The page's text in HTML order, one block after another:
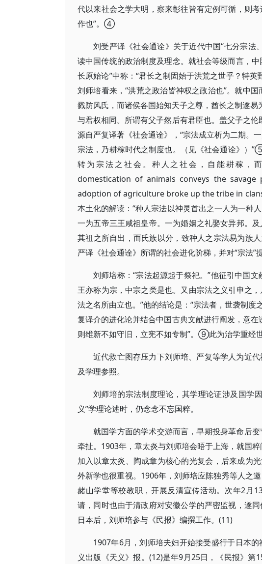
代以来社会之学大明，察来彰往皆有定例可循，则
作也”。④
刘受严译《社会通诠》关于近代中国“七分宗法
读中国传统的政治制度及理念。就社会等级而言，
长原始论”中称：“君长之制固始于洪荒之世乎？特
刘师培看来，“洪荒之政治皆神权之政治也”。就中
戮防风氏，而诸侯各国始知天子之尊，酋长之制遂易
与君权相同。所谓有父子然后有君臣也。盖父子之
源自严复译著《社会通诠》，“宗法成立析为二期。
宗法，乃耕稼时代之制度也。（见《社会通诠》）
转为宗法之社会。种人之社会，自能耕稼
domestication of animals conveys the
adoption of agriculture broke up the tribe in
本土化的解读：“种人宗法以神灵首出之一人为一种
一为五帝三王咸祖皇帝。一为婚姻之礼娶女异邦。
其祖之所自出，而氏族以分，致种人之宗法易为族
严译《社会通诠》所谓的社会进化阶梯，并对“宗法”
刘师培称：“宗法起源起于祭祀。”他征引中国
王亦称为宗，中宗之类是也。又由宗法之义引申之
法之名所由立也。”他的结论是：“宗法者，世袭制
复译介的进化论并结合中国古典文献进行阐发，意
则维新不如守旧，立宪不如专制”。⑨此为治学重经
近代救亡图存压力下刘师培、严复等学人为近
及学理参照。
刘师培的宗法制度理论，其学理论证涉及国学
义”学理论述时，仍念念不忘国粹。
就国学方面的学术交游而言，早期投身革命后
牵扯。1903年，章太炎与刘师培会晤于上海，就国
加入以章太炎、陶成章为核心的光复会，后来成为
外新学也很重视。1906年，刘师培应陈独秀等人之
赭山学堂等校教职，开展反清宣传活动。次年2月
请，同时也由于清政府对安徽公学的严密监视，遂
日本后，刘师培参与《民报》编撰工作。(11)
1907年6月，刘师培夫妇开始接受盛行于日本
义出版《天义》报。(12)是年9月25日，《民报》第